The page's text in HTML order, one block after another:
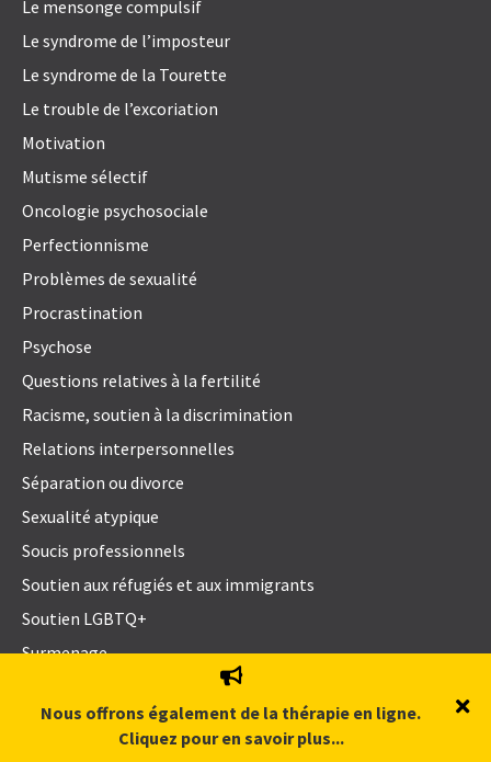
Nous offrons également de la thérapie en ligne.
Cliquez pour en savoir plus...
Le mensonge compulsif
Le syndrome de l’imposteur
Le syndrome de la Tourette
Le trouble de l’excoriation
Motivation
Mutisme sélectif
Oncologie psychosociale
Perfectionnisme
Problèmes de sexualité
Procrastination
Psychose
Questions relatives à la fertilité
Racisme, soutien à la discrimination
Relations interpersonnelles
Séparation ou divorce
Sexualité atypique
Soucis professionnels
Soutien aux réfugiés et aux immigrants
Soutien LGBTQ+
Surmenage
Survivants d’abus narcissiques
Survivre à la maltraitance
Syndrome de fatigue chronique